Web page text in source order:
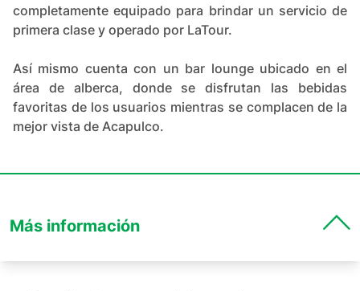
completamente equipado para brindar un servicio de
primera clase y operado por LaTour.
Así mismo cuenta con un bar lounge ubicado en el
área de alberca, donde se disfrutan las bebidas
favoritas de los usuarios mientras se complacen de la
mejor vista de Acapulco.
Más información